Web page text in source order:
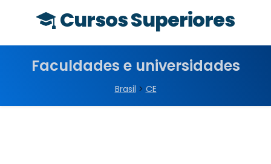
Cursos Superiores
Faculdades e universidades
Brasil > CE